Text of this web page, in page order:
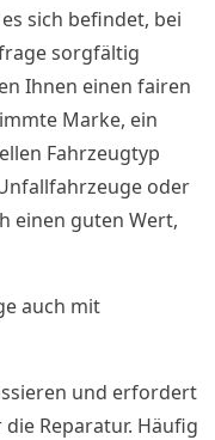
sich befindet, bei
sorgfältig
Ihnen einen fairen
Marke, ein
Fahrzeugtyp
oder
einen guten Wert,
auch mit
und erfordert
Reparatur. Häufig